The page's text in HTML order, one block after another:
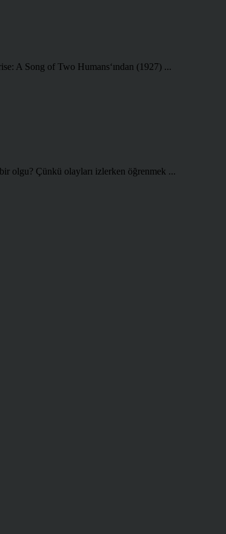
A Song of Two Humans‘ından (1927) ...
olgu? Çünkü olayları izlerken öğrenmek ...